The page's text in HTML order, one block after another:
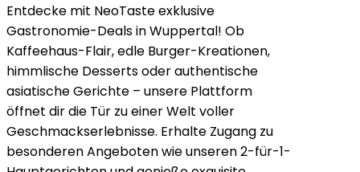
Entdecke mit NeoTaste exklusive
Gastronomie-Deals in Wuppertal! Ob
Kaffeehaus-Flair, edle Burger-Kreationen,
himmlische Desserts oder authentische
asiatische Gerichte – unsere Plattform
öffnet dir die Tür zu einer Welt voller
Geschmackserlebnisse. Erhalte Zugang zu
besonderen Angeboten wie unseren 2-für-1-